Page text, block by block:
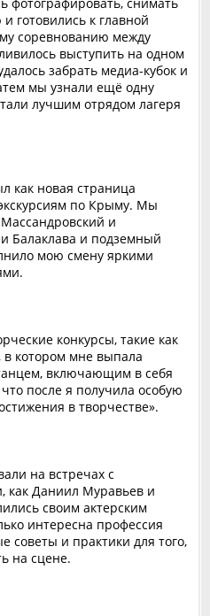
готовились к главной
соревнованию между
выступить на одном
забрать медиа-кубок и
мы узнали ещё одну
лучшим отрядом лагеря
как новая страница
по Крыму. Мы
и
Балаклава и подземный
мою смену яркими
конкурсы, такие как
котором мне выпала
включающим в себя
после я получила особую
в творчестве».
на встречах с
Даниил Муравьев и
своим актерским
интересна профессия
советы и практики для того,
на сцене.